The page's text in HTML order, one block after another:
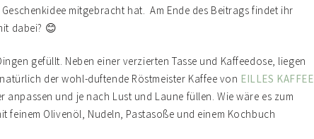
mitgebracht hat. Am Ende des Beitrags findet ihr
dabei? 😊
gefüllt. Neben einer verzierten Tasse und Kaffeedose, liegen
der wohl-duftende Röstmeister Kaffee von EILLES KAFFEE
und je nach Lust und Laune füllen. Wie wäre es zum
feinem Olivenöl, Nudeln, Pastasoße und einem Kochbuch